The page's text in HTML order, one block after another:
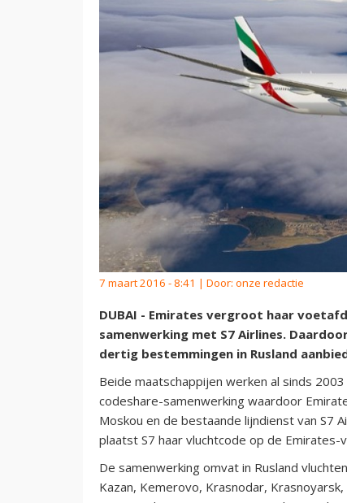
7 maart 2016 - 8:41 | Door: onze redactie
DUBAI - Emirates vergroot haar
samenwerking met S7 Airlines.
dertig bestemmingen in Rusland
Beide maatschappijen werken al sinds
codeshare-samenwerking waardoor
Moskou en de bestaande lijndienst van S7
plaatst S7 haar vluchtcode op de Emirates-
De samenwerking omvat in Rusland
Kazan, Kemerovo, Krasnodar,